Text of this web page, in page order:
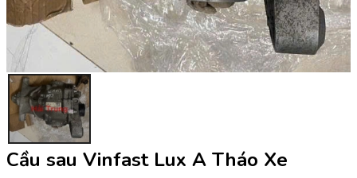
Cầu sau Vinfast Lux A Tháo Xe